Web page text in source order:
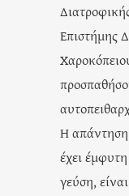
Επιστήμης
Η απάντηση
έχει
γεύση,